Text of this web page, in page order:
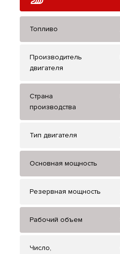
Топливо
Производитель
двигателя
Страна
производства
Тип двигателя
Основная мощность
Резервная мощность
Рабочий объем
Число,